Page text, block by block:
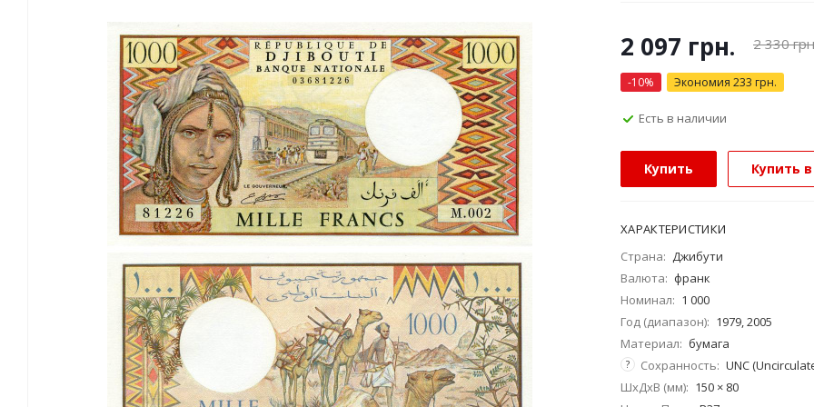
2 097 грн. 2 330
-10% Экономия 233 грн.
Есть в наличии
Купить Купить
ХАРАКТЕРИСТИКИ
Страна: Джибути
Валюта: франк
Номинал: 1 000
Год (диапазон): 1979, 2005
Материал: бумага
? Сохранность: UNC
ШхДхВ (мм): 150 × 80